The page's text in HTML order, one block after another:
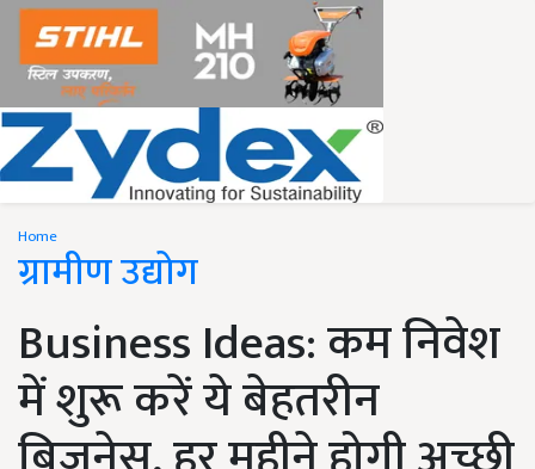
Home
ग्रामीण उद्योग
Business Ideas: कम निवेश
में शुरू करें ये बेहतरीन